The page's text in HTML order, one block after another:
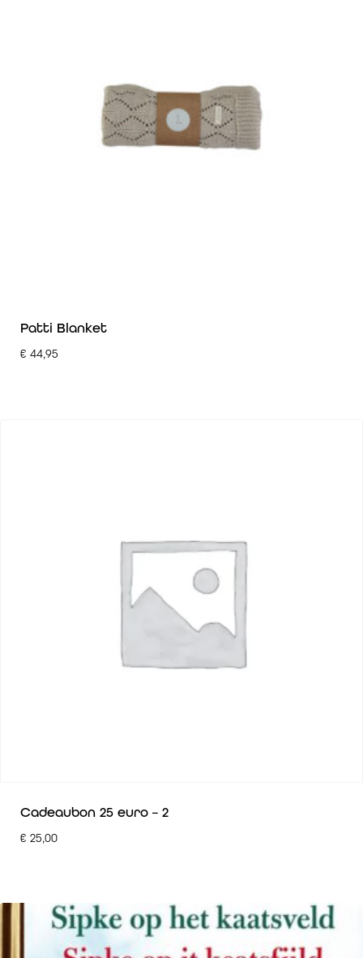
Patti Blanket
€ 44,95
Cadeaubon 25 euro – 2
€ 25,00